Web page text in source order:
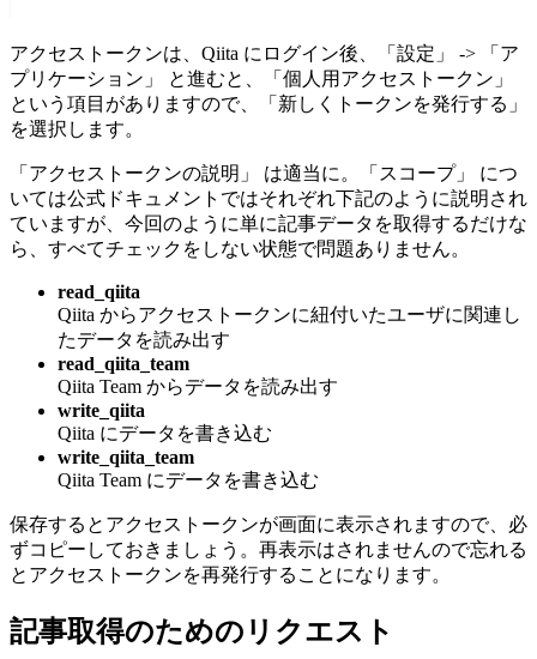
アクセストークンは、Qiita にログイン後、「設定」 -> 「ア
プリケーション」 と進むと、「個人用アクセストークン」
という項目がありますので、「新しくトークンを発行する」
を選択します。
「アクセストークンの説明」 は適当に。「スコープ」 につ
いては公式ドキュメントではそれぞれ下記のように説明され
ていますが、今回のように単に記事データを取得するだけな
ら、すべてチェックをしない状態で問題ありません。
read_qiita
Qiita からアクセストークンに紐付いたユーザに関連し
たデータを読み出す
read_qiita_team
Qiita Team からデータを読み出す
write_qiita
Qiita にデータを書き込む
write_qiita_team
Qiita Team にデータを書き込む
保存するとアクセストークンが画面に表示されますので、必
ずコピーしておきましょう。再表示はされませんので忘れる
とアクセストークンを再発行することになります。
記事取得のためのリクエスト